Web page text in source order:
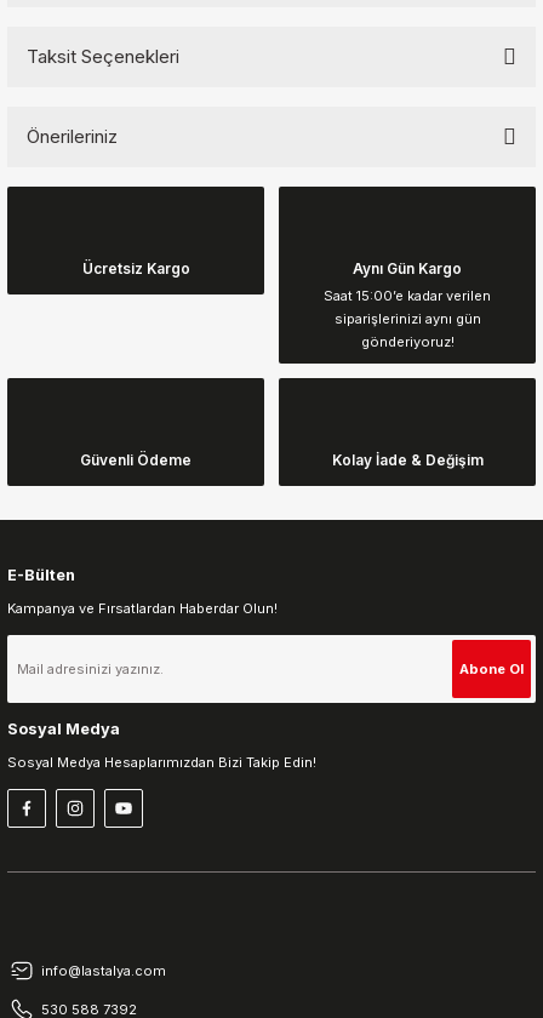
Taksit Seçenekleri
Önerileriniz
Görüş ve önerileriniz için teşekkür ederiz.
Ürün resmi kalitesiz, bozuk veya görüntülenemiyor.
Ürün açıklamasında eksik bilgiler bulunuyor.
Gönder
Ücretsiz Kargo Aynı Gün Kargo
Saat 15:00’e kadar verilen
siparişlerinizi aynı gün
gönderiyoruz!
Güvenli Ödeme Kolay İade & Değişim
E-Bülten
Kampanya ve Fırsatlardan Haberdar Olun!
Abone Ol
Sosyal Medya
Sosyal Medya Hesaplarımızdan Bizi Takip Edin!
info@lastalya.com
530 588 7392